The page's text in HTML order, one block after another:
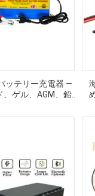
ッテリー充電器 — 4
ゲル、AGM、鉛蓄